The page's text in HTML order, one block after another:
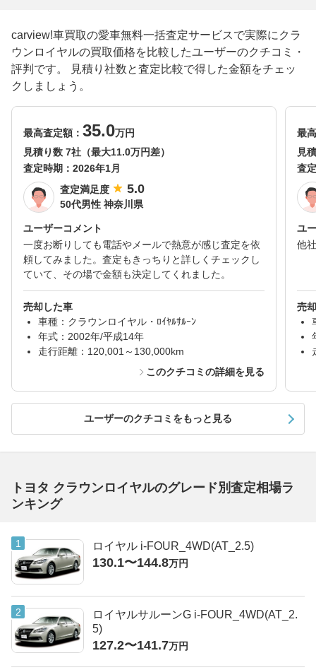
carview!車買取の愛車無料一括査定サービスで実際にクラ
ウンロイヤルの買取価格を比較したユーザーのクチコミ・
評判です。 見積り社数と査定比較で得した金額をチェッ
クしましょう。
最高査定額： 35.0万円
見積り数 7社（最大11.0万円差）
査定時期： 2026年1月
査定満足度
5.0
50代男性 神奈川県
ユーザーコメント
一度お断りしても電話やメールで熱意が感じ査定を依
頼してみました。査定もきっちりと詳しくチェックし
ていて、その場で金額も決定してくれました。
売却した車
車種：クラウンロイヤル・ﾛｲﾔﾙｻﾙｰﾝ
年式：2002年/平成14年
走行距離：120,001～130,000km
このクチコミの詳細を見る
最
見
査
ユ
他
売
ユーザーのクチコミをもっと見る
トヨタ クラウンロイヤルのグレード別査定相場ラ
ンキング
ロイヤル i-FOUR_4WD(AT_2.5)
130.1〜144.8万円
ロイヤルサルーンG i-FOUR_4WD(AT_2.
5)
127.2〜141.7万円